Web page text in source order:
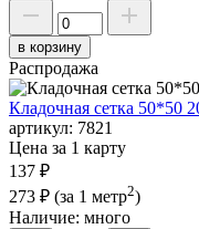
в корзину
Распродажа
Кладочная сетка 50*50
артикул: 7821
Цена за 1 карту
137 ₽
273 ₽ (за 1 метр2)
Наличие: много